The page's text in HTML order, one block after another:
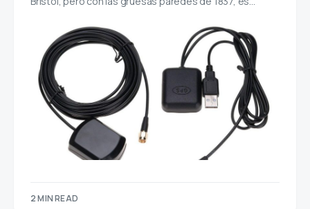
2 MIN READ